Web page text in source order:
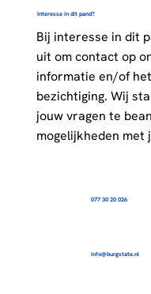
Interesse in dit pand?
Bij interesse in dit
uit om contact op
informatie en/of
bezichtiging. Wij
jouw vragen te
mogelijkheden met
077 30 20 026
info@burgstate.nl